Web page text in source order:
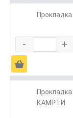
- +
Ä
КАМРТИ